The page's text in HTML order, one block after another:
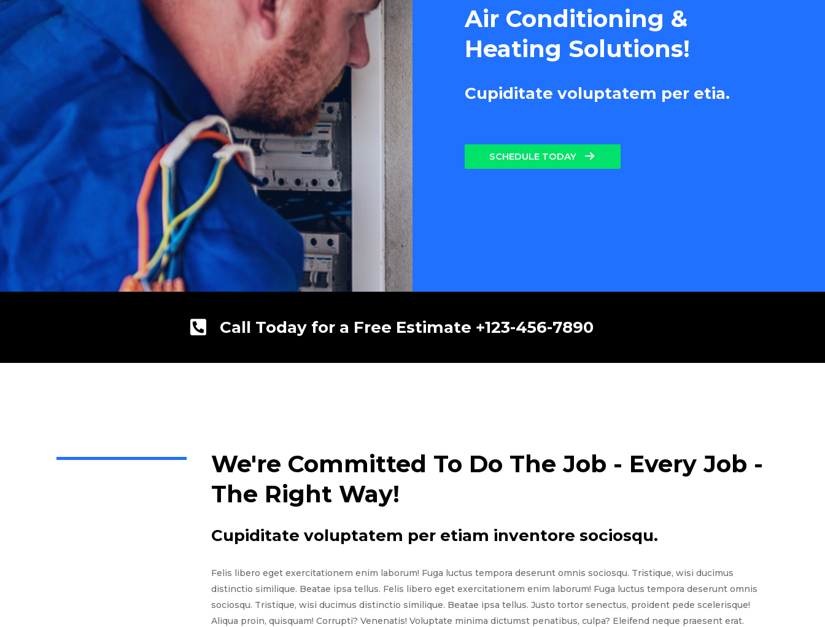
Air Conditioning &
Heating Solutions!
Cupiditate voluptatem per etia.
SCHEDULE TODAY
Call Today for a Free Estimate +123-456-7890
We're Committed To Do The Job - Every Job -
The Right Way!
Cupiditate voluptatem per etiam inventore sociosqu.
Felis libero eget exercitationem enim laborum! Fuga luctus tempora deserunt omnis sociosqu. Tristique, wisi ducimus
distinctio similique. Beatae ipsa tellus. Felis libero eget exercitationem enim laborum! Fuga luctus tempora deserunt omnis
sociosqu. Tristique, wisi ducimus distinctio similique. Beatae ipsa tellus. Justo tortor senectus, proident pede scelerisque!
Aliqua proin, quisquam! Corrupti? Venenatis! Voluptate minima dictumst penatibus, culpa? Eleifend neque praesent erat.